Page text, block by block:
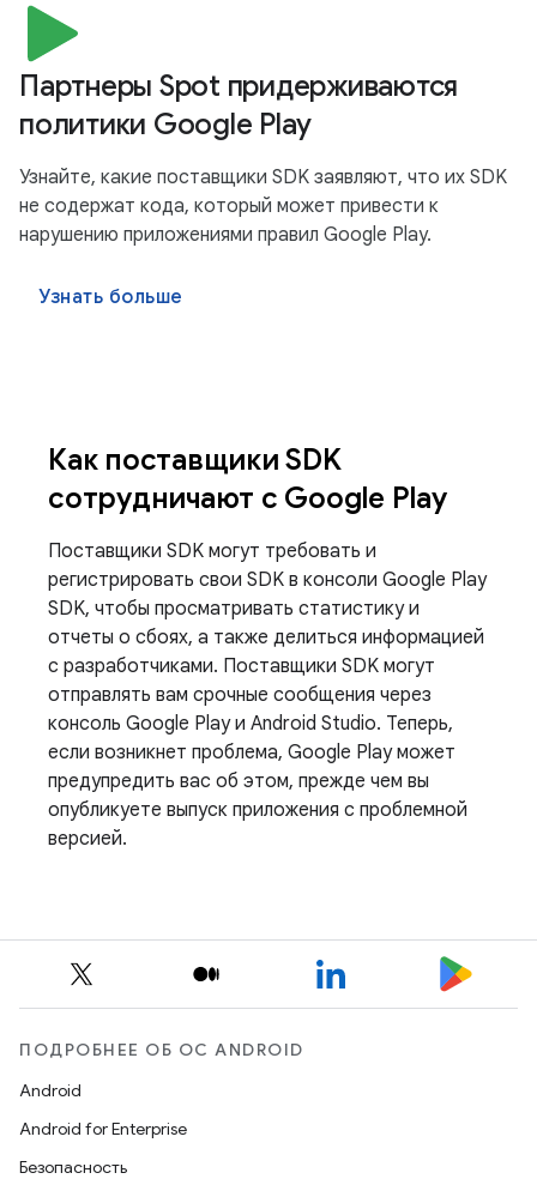
Партнеры Spot придерживаются
политики Google Play
Узнайте, какие поставщики SDK заявляют, что их SDK
не содержат кода, который может привести к
нарушению приложениями правил Google Play.
Узнать больше
Как поставщики SDK
сотрудничают с Google Play
Поставщики SDK могут требовать и
регистрировать свои SDK в консоли Google Play
SDK, чтобы просматривать статистику и
отчеты о сбоях, а также делиться информацией
с разработчиками. Поставщики SDK могут
отправлять вам срочные сообщения через
консоль Google Play и Android Studio. Теперь,
если возникнет проблема, Google Play может
предупредить вас об этом, прежде чем вы
опубликуете выпуск приложения с проблемной
версией.
ПОДРОБНЕЕ ОБ ОС ANDROID
Android
Android for Enterprise
Безопасность